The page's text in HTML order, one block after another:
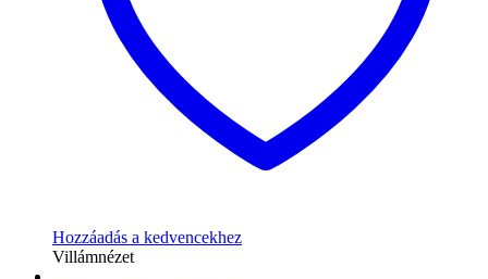
Hozzáadás a kedvencekhez
Villámnézet